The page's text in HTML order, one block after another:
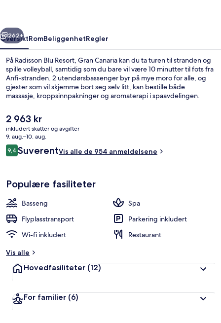
Neste
262+
OversiktRomBeliggenhetRegler
På Radisson Blu Resort, Gran Canaria kan du ta turen til stranden og
spille volleyball, samtidig som du bare vil være 10 minutter til fots fra
Anfi-stranden. 2 utendørsbassenger byr på mye moro for alle, og
gjester som vil skjemme bort seg selv litt, kan bestille både
massasje, kroppsinnpakninger og aromaterapi i spaavdelingen.
serverer middag. Andre høydepunkter hvis du velger å overnatte
på dette hotellet i luksuriøs stil, er en barneklubb (inkludert), en
bassengbar og et døgnåpent treningssenter. Andre reisende
skryter av blant annet den vennlige betjeningen.
Den
nåværende
prisen
er
2 963 kr
2 963 kr
inkludert skatter og avgifter
9. aug.–10. aug.
Anmeldelser
9,49,4 av 10 –
SuverentVis alle de 954 anmeldelsene
Populære fasiliteter
Basseng
Spa
Flyplasstransport
Parkering inkludert
Wi-fi inkludert
Restaurant
Vis alle
Hovedfasiliteter (12)
For familier (6)